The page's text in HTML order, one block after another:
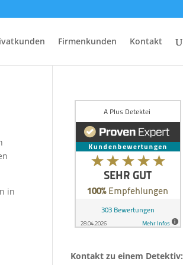
Firmenkunden Kontakt
in
Kontakt zu einem Detektiv: